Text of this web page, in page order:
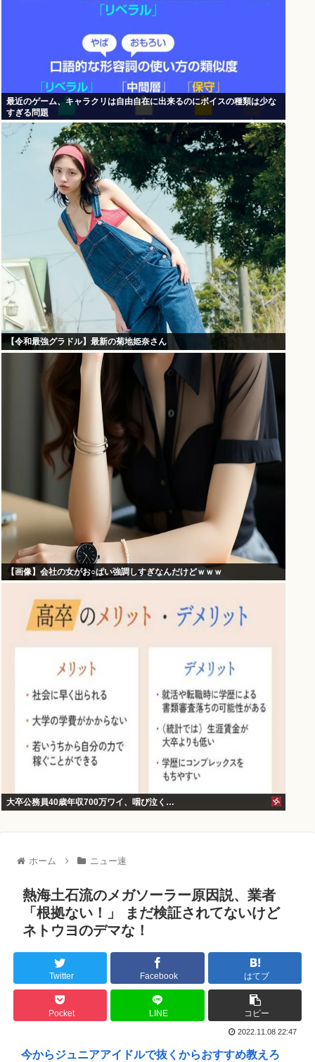
最近のゲーム、キャラクリは自由自在に出来るのにボイスの種類は少な
すぎる問題
【令和最強グラドル】最新の菊地姫奈さん
【画像】会社の女がお○ぱい強調しすぎなんだけどｗｗｗ
大卒公務員40歳年収700万ワイ、咽び泣く…
ホーム ニュー速
熱海土石流のメガソーラー原因説、業者
「根拠ない！」 まだ検証されてないけど
ネトウヨのデマな！
Twitter Facebook はてブ
Pocket LINE コピー
2022.11.08 22:47
今からジュニアアイドルで抜くからおすすめ教えろ